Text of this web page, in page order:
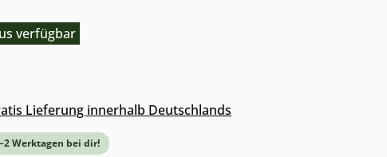
verfügbar
Lieferung innerhalb Deutschlands
Werktagen bei dir!